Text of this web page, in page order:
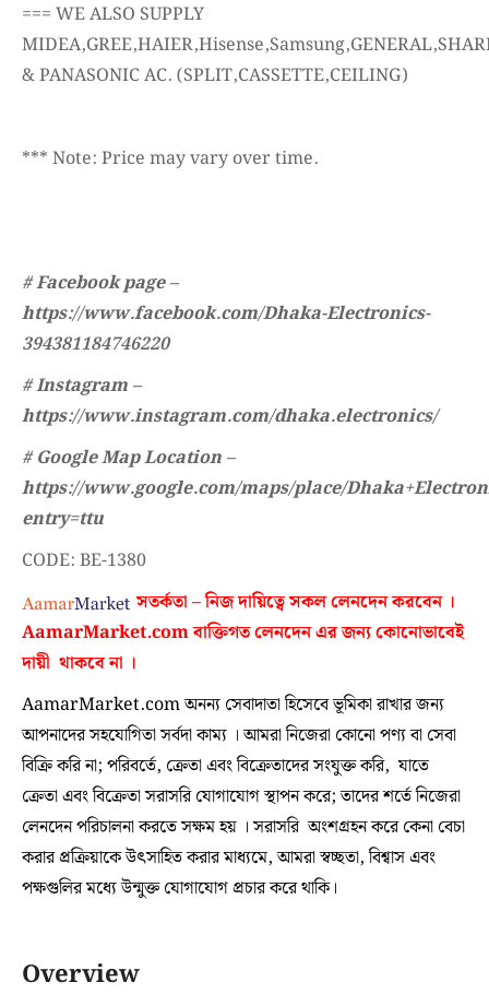
=== WE ALSO SUPPLY
& PANASONIC AC. (SPLIT,CASSETTE,CEILING)
*** Note: Price may vary over time.
# Facebook page –
https://www.facebook.com/Dhaka-Electronics-
394381184746220
# Instagram –
https://www.instagram.com/dhaka.electronics/
# Google Map Location –
https://www.google.com/maps/place/
entry=ttu
CODE: BE-1380
সতর্কতা – নিজ দায়িত্বে সকল লেনদেন করবেন ।
AamarMarket.comবাক্তিগত লেনদেন এর জন্য কোনোভাবেই
দায়ী থাকবে না ।
AamarMarket.com অনন্য সেবাদাতা হিসেবে ভূমিকা রাখার জন্য
আপনাদের সহযোগিতা সর্বদা কাম্য । আমরা নিজেরা কোনো পণ্য বা সেবা
বিক্রি করি না; পরিবর্তে, ক্রেতা এবং বিক্রেতাদের সংযুক্ত করি, যাতে
ক্রেতা এবং বিক্রেতা সরাসরি যোগাযোগ স্থাপন করে; তাদের শর্তে নিজেরা
লেনদেন পরিচালনা করতে সক্ষম হয় । সরাসরি অংশগ্রহন করে কেনা বেচা
করার প্রক্রিয়াকে উৎসাহিত করার মাধ্যমে, আমরা স্বচ্ছতা, বিশ্বাস এবং
পক্ষগুলির মধ্যে উন্মুক্ত যোগাযোগ প্রচার করে থাকি।
Overview